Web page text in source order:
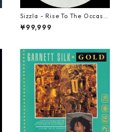
Sizzla - Rise To The Occasio
n【7-21822】
¥99,999